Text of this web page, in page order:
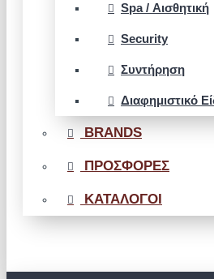
Spa / Αισθητική
Security
Συντήρηση
Διαφημιστικό
BRANDS
ΠΡΟΣΦΟΡΕΣ
ΚΑΤΑΛΟΓΟΙ